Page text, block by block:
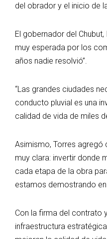
del obrador y el inicio de
El gobernador del
muy esperada por los
años nadie resolvió”.
“Las grandes ciudades
conducto pluvial es una
calidad de vida de miles
Asimismo, Torres agregó
muy clara: invertir donde
cada etapa de la obra
estamos demostrando en
Con la firma del contrato
infraestructura